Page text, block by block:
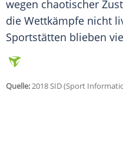
wegen chaotischer
die Wettkämpfe nicht
Sportstätten blieben
Quelle:2018 SID (Sport